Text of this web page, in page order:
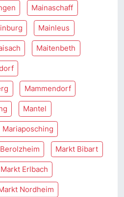
Mainaschaff
Mainleus
Maitenbeth
Mammendorf
Mantel
Mariaposching
Markt Bibart
Markt Erlbach
Nordheim